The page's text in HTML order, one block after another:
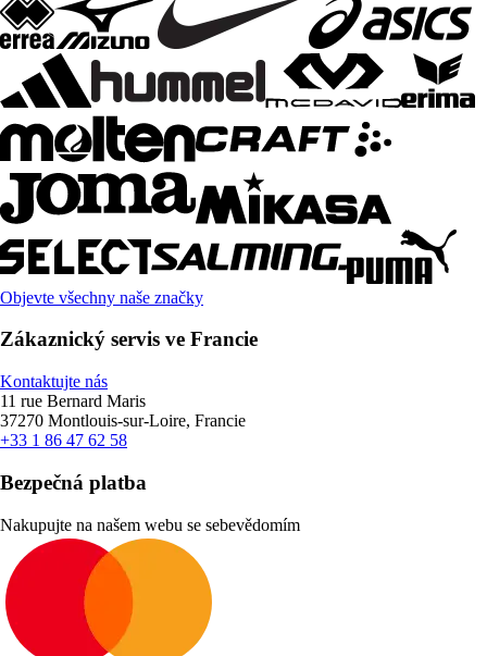
Objevte všechny naše značky
Zákaznický servis ve Francie
Kontaktujte nás
11 rue Bernard Maris
37270 Montlouis-sur-Loire, Francie
+33 1 86 47 62 58
Bezpečná platba
Nakupujte na našem webu se sebevědomím